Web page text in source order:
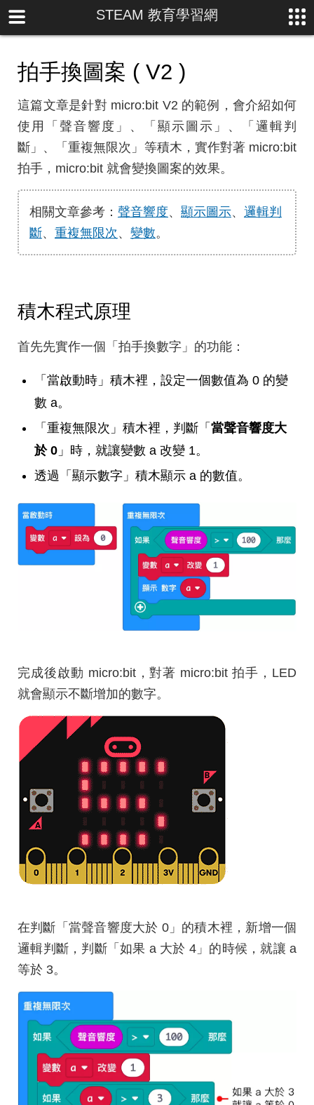
STEAM 教育學習網
拍手換圖案 ( V2 )
這篇文章是針對 micro:bit V2 的範例，會介紹如何
使用「聲音響度」、「顯示圖示」、「邏輯判
斷」、「重複無限次」等積木，實作對著 micro:bit
拍手，micro:bit 就會變換圖案的效果。
相關文章參考： 聲音響度、 顯示圖示、 邏輯判
斷、 重複無限次 、 變數。
積木程式原理
首先先實作一個「拍手換數字」的功能：
「當啟動時」積木裡，設定一個數值為 0 的變
數 a。
「重複無限次」積木裡，判斷「 當聲音響度大
於 0 」時，就讓變數 a 改變 1。
透過「顯示數字」積木顯示 a 的數值。
完成後啟動 micro:bit，對著 micro:bit 拍手，LED
就會顯示不斷增加的數字。
在判斷「當聲音響度大於 0」的積木裡，新增一個
邏輯判斷，判斷「如果 a 大於 4」的時候，就讓 a
等於 3。